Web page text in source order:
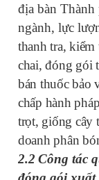
địa bàn Thành
ngành, lực
thanh tra, kiểm
chai, đóng gói
bán thuốc bảo
chấp hành
trọt, giống cây
doanh phân
2.2 Công tác